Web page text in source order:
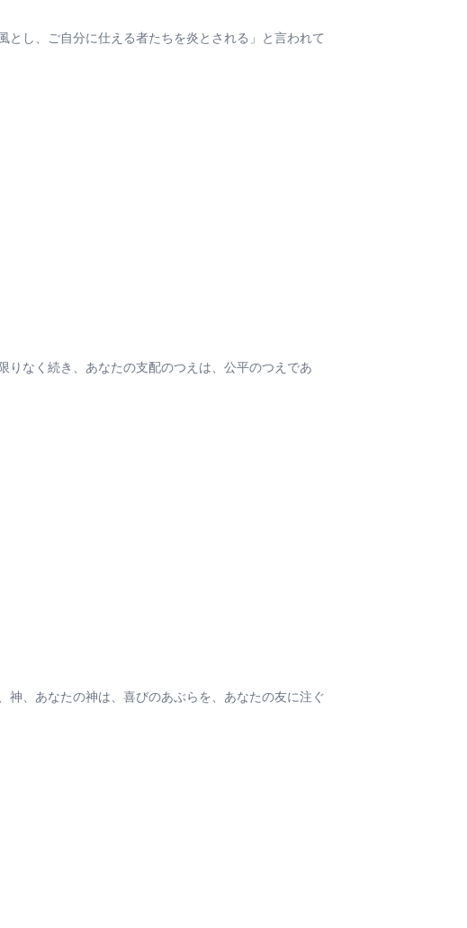
とし、ご自分に仕える者たちを炎とされる」と言われて
りなく続き、あなたの支配のつえは、公平のつえであ
神、あなたの神は、喜びのあぶらを、あなたの友に注ぐ